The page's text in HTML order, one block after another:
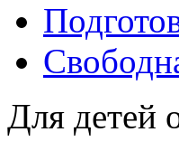
Для детей